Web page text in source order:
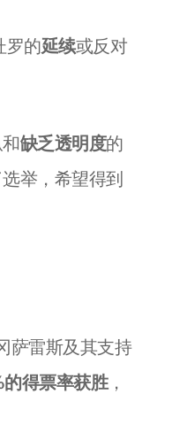
罗的延续或反对
缺乏透明度的
举，希望得到
萨雷斯及其支持
得票率获胜，